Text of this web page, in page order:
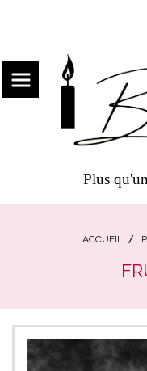
Plus
ACCUEIL